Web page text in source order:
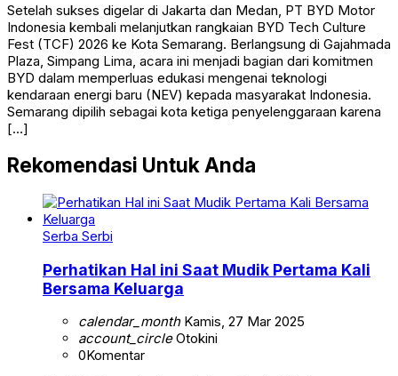
Setelah sukses digelar di Jakarta dan Medan, PT BYD Motor
Indonesia kembali melanjutkan rangkaian BYD Tech Culture
Fest (TCF) 2026 ke Kota Semarang. Berlangsung di Gajahmada
Plaza, Simpang Lima, acara ini menjadi bagian dari komitmen
BYD dalam memperluas edukasi mengenai teknologi
kendaraan energi baru (NEV) kepada masyarakat Indonesia.
Semarang dipilih sebagai kota ketiga penyelenggaraan karena
[…]
Rekomendasi Untuk Anda
Serba Serbi
Perhatikan Hal ini Saat Mudik Pertama Kali
Bersama Keluarga
calendar_monthKamis, 27 Mar 2025
account_circleOtokini
0Komentar